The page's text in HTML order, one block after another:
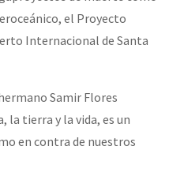
el Proyecto
Internacional de Santa
Samir Flores
la tierra y la vida, es un
en contra de nuestros